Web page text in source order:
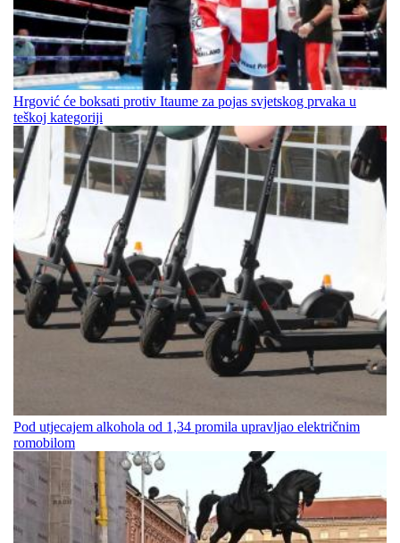
Hrgović će boksati protiv Itaume za pojas svjetskog prvaka u
teškoj kategoriji
Pod utjecajem alkohola od 1,34 promila upravljao električnim
romobilom